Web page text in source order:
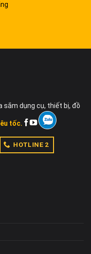
sắm dụng cụ, thiết bị, đồ
tốc.
HOTLINE 2